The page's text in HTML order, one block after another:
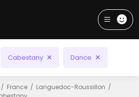
Cabestany Dance
France
Languedoc-Roussillon